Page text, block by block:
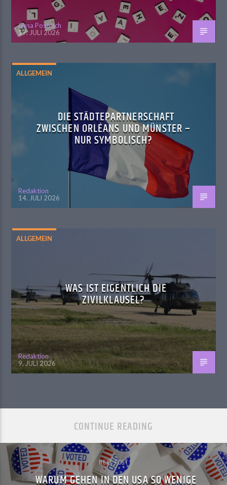
Gesa Postrach
17. JULI 2026
ALLGEMEIN
DIE STÄDTEPARTNERSCHAFT
ZWISCHEN ORLÉANS UND MÜNSTER –
NUR SYMBOLISCH?
Redaktion
14. JULI 2026
ALLGEMEIN
WAS IST EIGENTLICH DIE
ZIVILKLAUSEL?
Redaktion
9. JULI 2026
CONTINUE READING
NEXT POST
WARUM GEHEN IN DEN USA SO WENIGE